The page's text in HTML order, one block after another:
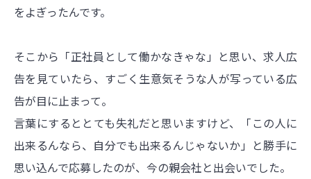
をよぎったんです。
そこから「正社員として働かなきゃな」と思い、求人広
告を見ていたら、すごく生意気そうな人が写っている広
告が目に止まって。
言葉にするととても失礼だと思いますけど、「この人に
出来るんなら、自分でも出来るんじゃないか」と勝手に
思い込んで応募したのが、今の親会社と出会いでした。